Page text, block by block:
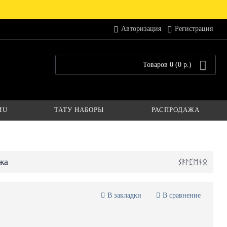
Авторизация Регистрация
Товаров 0 (0 р.)
ТАТУ НАБОРЫ РАСПРОДАЖА
В закладки В сравнение